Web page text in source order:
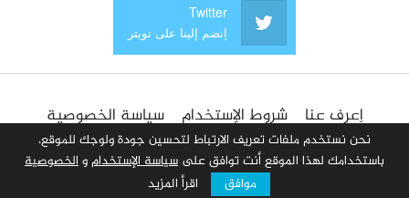
Twitter
اِنضم إلينا على تويتر
اِعرف عنا شروط الإستخدام
سياسة الخصوصية
الإعلان في الموقع
اِتصل بنا أضف مقالا
نحن نستخدم ملفات تعريف الارتباط لتحسين جودة ولوجك للموقع،
باستخدامك لهذا الموقع أنت توافق على سياسة الإستخداموالخصوصية
موافق
اقرأ المزيد